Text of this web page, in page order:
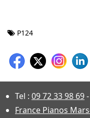
P124
Tel : 09 72 33 98 69-
France Pianos